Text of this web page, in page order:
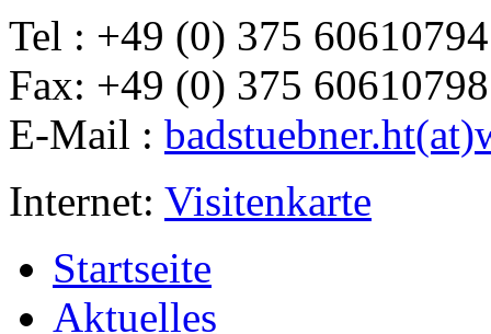
Tel : +49 (0) 375 60610794
Fax: +49 (0) 375 60610798
E-Mail :
Internet: Visitenkarte
Startseite
Aktuelles